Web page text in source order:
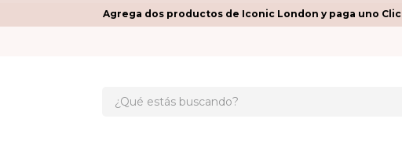
Agrega dos productos de Iconic London y paga uno